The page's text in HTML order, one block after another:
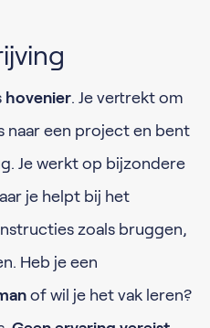
hovenier. Je vertrekt om
naar een project en bent
Je werkt op bijzondere
je helpt bij het
zoals bruggen,
Heb je een
of wil je het vak leren?